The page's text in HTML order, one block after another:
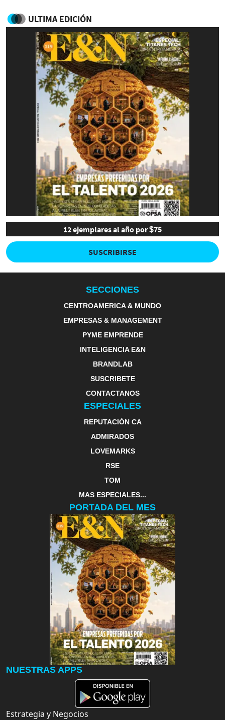
ULTIMA EDICIÓN
12 ejemplares al año por $75
SUSCRIBIRSE
SECCIONES
CENTROAMERICA & MUNDO
EMPRESAS & MANAGEMENT
PYME EMPRENDE
INTELIGENCIA E&N
BRANDLAB
SUSCRIBETE
CONTACTANOS
ESPECIALES
REPUTACIÓN CA
ADMIRADOS
LOVEMARKS
RSE
TOM
MAS ESPECIALES...
PORTADA DEL MES
NUESTRAS APPS
Estrategia y Negocios